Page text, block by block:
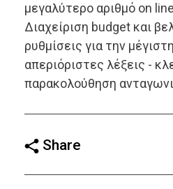
μεγαλύτερο αριθμό on
Διαχείριση budget και
ρυθμίσεις για την
απεριόριστες λέξεις -
παρακολούθηση
Share